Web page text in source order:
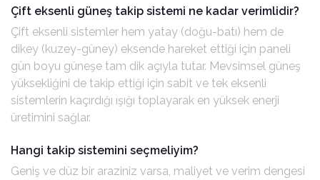
Çift eksenli güneş takip sistemi ne kadar verimlidir?
Çift eksenli sistemler hem yatay (doğu-batı) hem de
dikey (kuzey-güney) eksende hareket ettiği için paneli
gün boyu güneşe tam dik açıyla tutar. Mevsimsel güneş
yüksekliğini de takip ettiği için sabit ve tek eksenli
sistemlerin kaçırdığı ışığı toplayarak en yüksek enerji
üretimini sağlar.
Hangi takip sistemini seçmeliyim?
Geniş ve düz bir araziniz varsa, maliyet ve verim dengesi